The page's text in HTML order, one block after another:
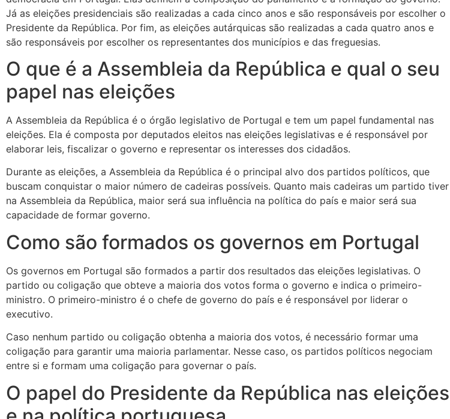
Já as eleições presidenciais são realizadas a cada cinco anos e são responsáveis por escolher o
Presidente da República. Por fim, as eleições autárquicas são realizadas a cada quatro anos e
são responsáveis por escolher os representantes dos municípios e das freguesias.
O que é a Assembleia da República e qual o seu
papel nas eleições
A Assembleia da República é o órgão legislativo de Portugal e tem um papel fundamental nas
eleições. Ela é composta por deputados eleitos nas eleições legislativas e é responsável por
elaborar leis, fiscalizar o governo e representar os interesses dos cidadãos.
Durante as eleições, a Assembleia da República é o principal alvo dos partidos políticos, que
buscam conquistar o maior número de cadeiras possíveis. Quanto mais cadeiras um partido tiver
na Assembleia da República, maior será sua influência na política do país e maior será sua
capacidade de formar governo.
Como são formados os governos em Portugal
Os governos em Portugal são formados a partir dos resultados das eleições legislativas. O
partido ou coligação que obteve a maioria dos votos forma o governo e indica o primeiro-
ministro. O primeiro-ministro é o chefe de governo do país e é responsável por liderar o
executivo.
Caso nenhum partido ou coligação obtenha a maioria dos votos, é necessário formar uma
coligação para garantir uma maioria parlamentar. Nesse caso, os partidos políticos negociam
entre si e formam uma coligação para governar o país.
O papel do Presidente da República nas eleições